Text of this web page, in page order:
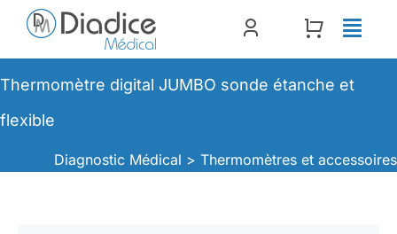
Passer
contenu
Thermomètre digital JUMBO sonde étanche et
flexible
Diagnostic Médical >Thermomètres et accessoires